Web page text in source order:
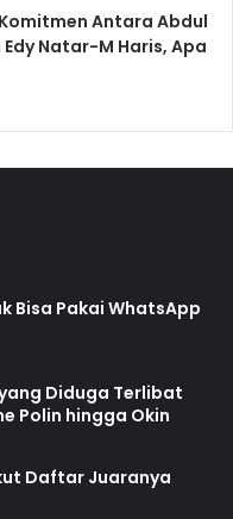
Antara Abdul
Natar-M Haris, Apa
Bisa Pakai WhatsApp
Diduga Terlibat
Polin hingga Okin
Daftar Juaranya